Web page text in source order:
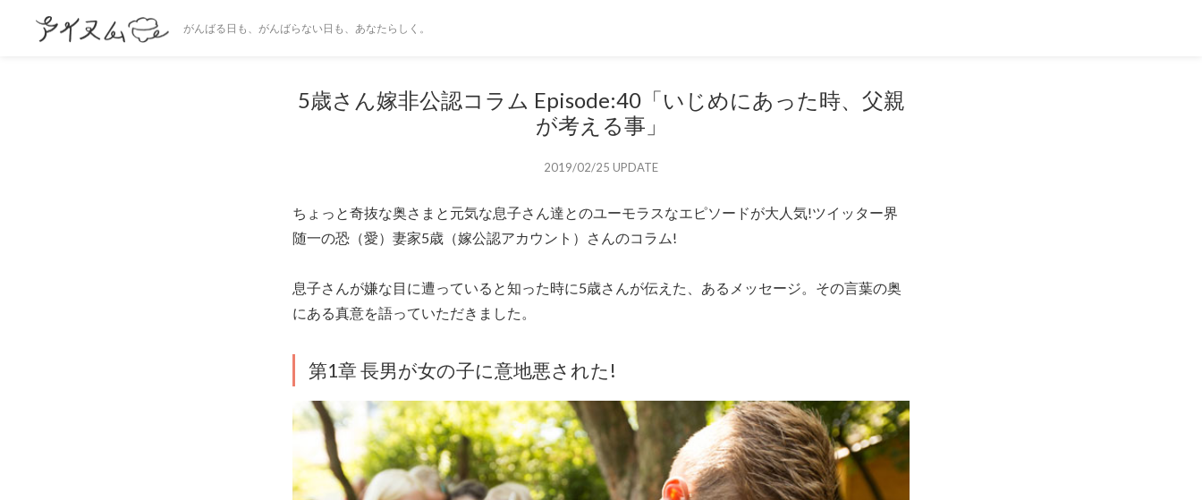
がんばる日も、がんばらない日も、あなたらしく。
5歳さん嫁非公認コラム Episode:40「いじめにあった時、父親
が考える事」
2019/02/25 UPDATE
ちょっと奇抜な奥さまと元気な息子さん達とのユーモラスなエピソードが大人気!ツイッター界
随一の恐（愛）妻家5歳（嫁公認アカウント）さんのコラム!
息子さんが嫌な目に遭っていると知った時に5歳さんが伝えた、あるメッセージ。その言葉の奥
にある真意を語っていただきました。
第1章 長男が女の子に意地悪された!